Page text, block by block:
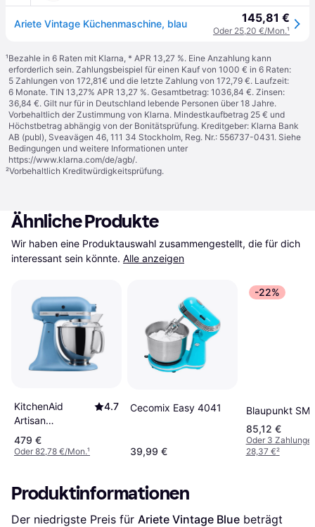
Ariete Vintage Küchenmaschine, blau 145,81 €
Oder 25,20 €/Mon.¹
¹Bezahle in 6 Raten mit Klarna, * APR 13,27 %. Eine Anzahlung kann
erforderlich sein. Zahlungsbeispiel für einen Kauf von 1000 € in 6 Raten:
5 Zahlungen von 172,81€ und die letzte Zahlung von 172,79 €. Laufzeit:
6 Monate. TIN 13,27% APR 13,27 %. Gesamtbetrag: 1036,84 €. Zinsen:
36,84 €. Gilt nur für in Deutschland lebende Personen über 18 Jahre.
Vorbehaltlich der Zustimmung von Klarna. Mindestkaufbetrag 25 € und
Höchstbetrag abhängig von der Bonitätsprüfung. Kreditgeber: Klarna Bank
AB (publ), Sveavägen 46, 111 34 Stockholm, Reg. Nr.: 556737-0431. Siehe
Bedingungen und weitere Informationen unter
https://www.klarna.com/de/agb/.
²Vorbehaltlich Kreditwürdigkeitsprüfung.
Ähnliche Produkte
Wir haben eine Produktauswahl zusammengestellt, die für dich
interessant sein könnte. Alle anzeigen
KitchenAid
Artisan
5KSM175PSEVB
4.7
479 €
Oder 82,78 €/Mon.¹
Cecomix Easy 4041
39,99 €
-22%
Blaupunkt
85,12 €
Oder 3
28,37 €²
Produktinformationen
Der niedrigste Preis für Ariete Vintage Blue beträgt